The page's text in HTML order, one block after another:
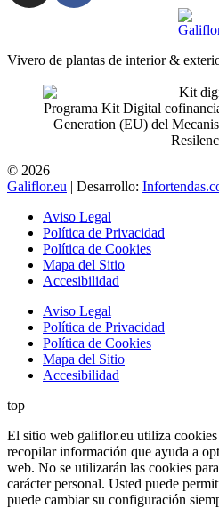
Vivero de plantas de interior &
Programa Kit Digital
Generation (EU) del
© 2026
Galiflor.eu | Desarrollo:
Aviso Legal
Política de Privacidad
Política de Cookies
Mapa del Sitio
Accesibilidad
Aviso Legal
Política de Privacidad
Política de Cookies
Mapa del Sitio
Accesibilidad
top
El sitio web galiflor.eu utiliza cookies
recopilar información que ayuda a
web. No se utilizarán las cookies
carácter personal. Usted puede
puede cambiar su configuración